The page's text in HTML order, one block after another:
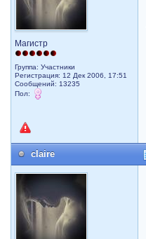
Магистр
Группа: Участники
Регистрация: 12 Дек 2006, 17:51
Сообщений: 13235
Пол:
claire